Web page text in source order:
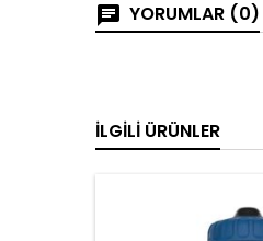
YORUMLAR (0)
İLGILI ÜRÜNLER